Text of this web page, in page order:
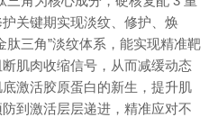
关键期实现淡纹、修护、焕
肽三角”淡纹体系，能实现精准靶
肌肉收缩信号，从而减缓动态
激活胶原蛋白的新生，提升肌
到激活层层递进，精准应对不